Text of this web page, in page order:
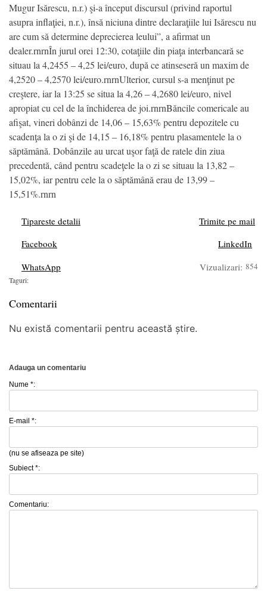
Mugur Isărescu, n.r.) şi-a început discursul (privind raportul
asupra inflaţiei, n.r.), însă niciuna dintre declaraţiile lui Isărescu nu
are cum să determine deprecierea leului”, a afirmat un
dealer.rnrnÎn jurul orei 12:30, cotaţiile din piaţa interbancară se
situau la 4,2455 – 4,25 lei/euro, după ce atinseseră un maxim de
4,2520 – 4,2570 lei/euro.rnrnUlterior, cursul s-a menţinut pe
creştere, iar la 13:25 se situa la 4,26 – 4,2680 lei/euro, nivel
apropiat cu cel de la închiderea de joi.rnrnBăncile comericale au
afişat, vineri dobânzi de 14,06 – 15,63% pentru depozitele cu
scadenţa la o zi şi de 14,15 – 16,18% pentru plasamentele la o
săptămână. Dobânzile au urcat uşor faţă de ratele din ziua
precedentă, când pentru scadeţele la o zi se situau la 13,82 –
15,02%, iar pentru cele la o săptămână erau de 13,99 –
15,51%.rnrn
Tipareste detalii
Trimite pe mail
Facebook
LinkedIn
WhatsApp
Vizualizari: 854
Taguri:
Comentarii
Nu există comentarii pentru această știre.
Adauga un comentariu
Nume *:
E-mail *:
(nu se afiseaza pe site)
Subiect *:
Comentariu: